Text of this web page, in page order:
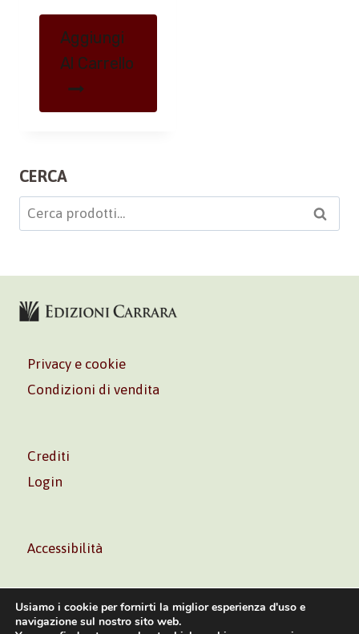
Aggiungi
Al Carrello
CERCA
Cerca: Cerca
Privacy e cookie
Condizioni di vendita
Crediti
Login
Accessibilità
Usiamo i cookie per fornirti la miglior esperienza d'uso e
navigazione sul nostro sito web.